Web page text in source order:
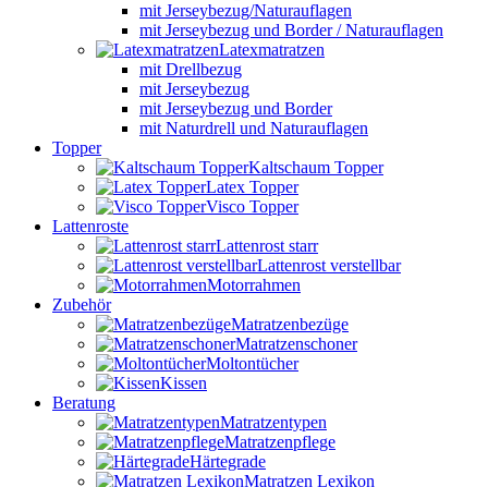
mit Jerseybezug/Naturauflagen
mit Jerseybezug und Border / Naturauflagen
Latexmatratzen
mit Drellbezug
mit Jerseybezug
mit Jerseybezug und Border
mit Naturdrell und Naturauflagen
Topper
Kaltschaum Topper
Latex Topper
Visco Topper
Lattenroste
Lattenrost starr
Lattenrost verstellbar
Motorrahmen
Zubehör
Matratzenbezüge
Matratzenschoner
Moltontücher
Kissen
Beratung
Matratzentypen
Matratzenpflege
Härtegrade
Matratzen Lexikon